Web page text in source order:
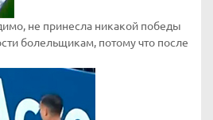
не принесла никакой победы
болельщикам, потому что после